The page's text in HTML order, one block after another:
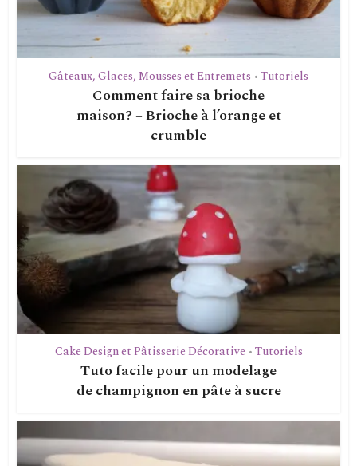
Gâteaux, Glaces, Mousses et Entremets • Tutoriels
Comment faire sa brioche
maison? – Brioche à l’orange et
crumble
Cake Design et Pâtisserie Décorative • Tutoriels
Tuto facile pour un modelage
de champignon en pâte à sucre